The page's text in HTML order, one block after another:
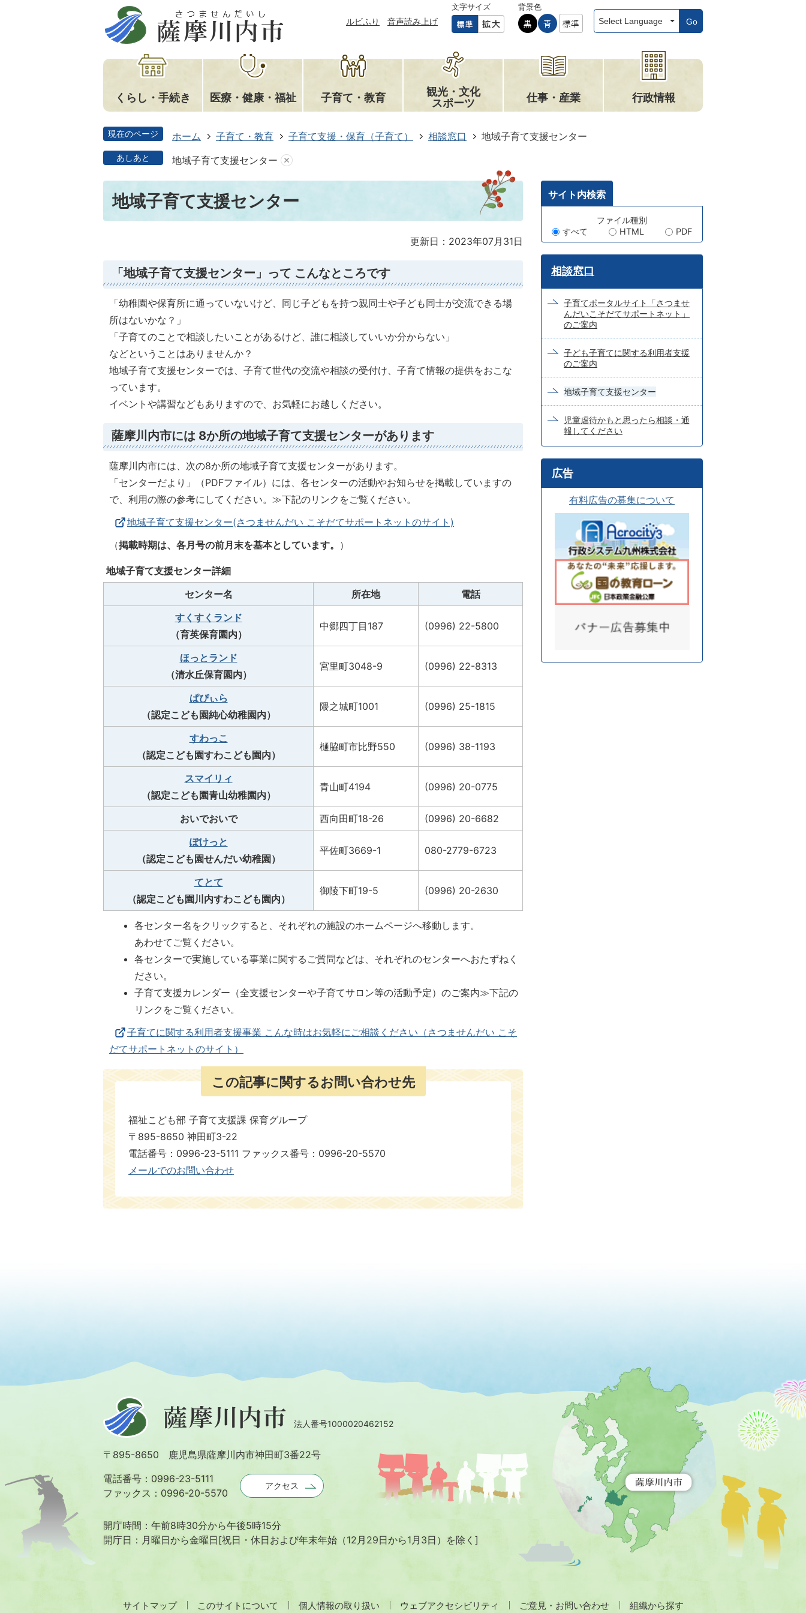
ルビふり 音声読み上げ
文字サイズ
背景色
Go
くらし・手続き 医療・健康・福祉 子育て・教育
観光・文化
スポーツ
仕事・産業 行政情報
現在のページ ホーム 子育て・教育 子育て支援・保育（子育て） 相談窓口 地域子育て支援センター
あしあと 地域子育て支援センター
地域子育て支援センター
更新日：2023年07月31日
「地域子育て支援センター」って こんなところです
「幼稚園や保育所に通っていないけど、同じ子どもを持つ親同士や子ども同士が交流できる場
所はないかな？」
「子育てのことで相談したいことがあるけど、誰に相談していいか分からない」
などということはありませんか？
地域子育て支援センターでは、子育て世代の交流や相談の受付け、子育て情報の提供をおこな
っています。
イベントや講習などもありますので、お気軽にお越しください。
薩摩川内市には 8か所の地域子育て支援センターがあります
薩摩川内市には、次の8か所の地域子育て支援センターがあります。
「センターだより」（PDFファイル）には、各センターの活動やお知らせを掲載していますの
で、利用の際の参考にしてください。≫下記のリンクをご覧ください。
地域子育て支援センター(さつませんだい こそだてサポートネットのサイト)
（掲載時期は、各月号の前月末を基本としています。 ）
地域子育て支援センター詳細
センター名
所在地
電話
すくすくランド
（育英保育園内）
中郷四丁目187 (0996) 22-5800
ほっとランド
（清水丘保育園内）
宮里町3048-9 (0996) 22-8313
ぱぴぃら
（認定こども園純心幼稚園内）
隈之城町1001 (0996) 25-1815
すわっこ
（認定こども園すわこども園内）
樋脇町市比野550 (0996) 38-1193
スマイリィ
（認定こども園青山幼稚園内）
青山町4194 (0996) 20-0775
おいでおいで 西向田町18-26
(0996) 20-6682
ぽけっと
（認定こども園せんだい幼稚園）
平佐町3669-1 080-2779-6723
てとて
（認定こども園川内すわこども園内）
御陵下町19-5 (0996) 20-2630
各センター名をクリックすると、それぞれの施設のホームページへ移動します。
あわせてご覧ください。
各センターで実施している事業に関するご質問などは、それぞれのセンターへおたずねく
ださい。
子育て支援カレンダー（全支援センターや子育てサロン等の活動予定）のご案内≫下記の
リンクをご覧ください。
子育てに関する利用者支援事業 こんな時はお気軽にご相談ください（さつませんだい こそ
だてサポートネットのサイト）
この記事に関するお問い合わせ先
福祉こども部 子育て支援課 保育グループ
〒895-8650 神田町3-22
電話番号：0996-23-5111 ファックス番号：0996-20-5570
メールでのお問い合わせ
サイト内検索
ー
ワ
ー
ド
索
ファイル種別
すべて
HTML PDF
相談窓口
子育てポータルサイト「さつませ
んだいこそだてサポートネット」
のご案内
子ども子育てに関する利用者支援
のご案内
地域子育て支援センター
児童虐待かもと思ったら相談・通
報してください
広告
有料広告の募集について
薩
摩
川
内
市
法人番号1000020462152
〒895-8650 鹿児島県薩摩川内市神田町3番22号
電話番号：0996-23-5111
ファックス：0996-20-5570
アクセス
開庁時間：午前8時30分から午後5時15分
開庁日：月曜日から金曜日[祝日・休日および年末年始 （12月29日から1月3日）を除く]
土
表
サイトマップ このサイトについて 個人情報の取り扱い ウェブアクセシビリティ ご意見・お問い合わせ 組織から探す